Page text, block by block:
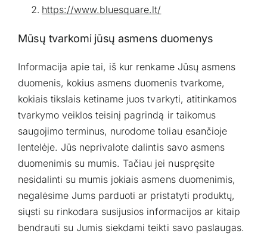
https://www.bluesquare.lt/
Mūsų tvarkomi jūsų asmens duomenys
Informacija apie tai, iš kur renkame Jūsų asmens
duomenis, kokius asmens duomenis tvarkome,
kokiais tikslais ketiname juos tvarkyti, atitinkamos
tvarkymo veiklos teisinį pagrindą ir taikomus
saugojimo terminus, nurodome toliau esančioje
lentelėje. Jūs neprivalote dalintis savo asmens
duomenimis su mumis. Tačiau jei nuspręsite
nesidalinti su mumis jokiais asmens duomenimis,
negalėsime Jums parduoti ar pristatyti produktų,
siųsti su rinkodara susijusios informacijos ar kitaip
bendrauti su Jumis siekdami teikti savo paslaugas.